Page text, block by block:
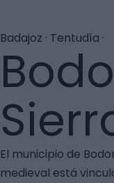
Badajoz · Tentudía ·
El municipio de
medieval está